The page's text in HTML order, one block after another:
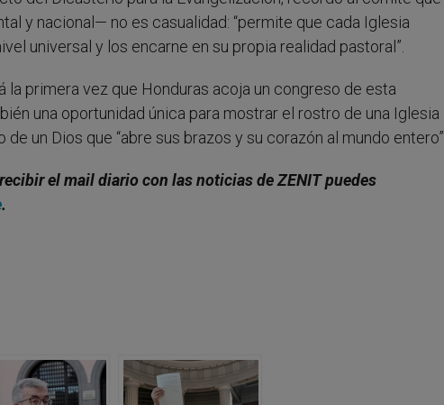
y nacional— no es casualidad: “permite que cada Iglesia
universal y los encarne en su propia realidad pastoral”.
la primera vez que Honduras acoja un congreso de esta
una oportunidad única para mostrar el rostro de una Iglesia
un Dios que “abre sus brazos y su corazón al mundo entero”.
el mail diario con las noticias de ZENIT puedes
.